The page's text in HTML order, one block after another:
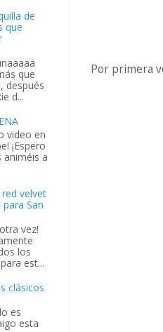
Por primera
de
que
que
después
d...
video en
¡Espero
animéis a
velvet
San
vez!
los
est...
clásicos
es
esta